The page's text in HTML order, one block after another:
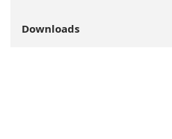
Downloads